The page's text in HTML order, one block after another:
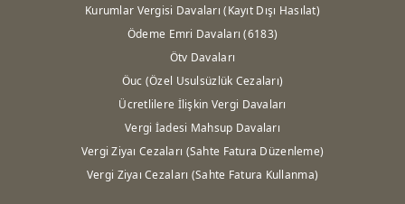
Kurumlar Vergisi Davaları (Kayıt Dışı Hasılat)
Ödeme Emri Davaları (6183)
Ötv Davaları
Öuc (Özel Usulsüzlük Cezaları)
Ücretlilere İlişkin Vergi Davaları
Vergi İadesi Mahsup Davaları
Vergi Ziyaı Cezaları (Sahte Fatura Düzenleme)
Vergi Ziyaı Cezaları (Sahte Fatura Kullanma)